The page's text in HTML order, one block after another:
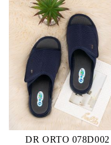
DR ORTO 078D002